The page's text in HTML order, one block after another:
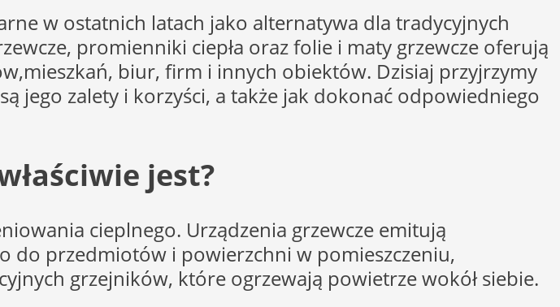
w ostatnich latach jako alternatywa dla tradycyjnych
promienniki ciepła oraz folie i maty grzewcze oferują
biur, firm i innych obiektów. Dzisiaj przyjrzymy
jego zalety i korzyści, a także jak dokonać odpowiedniego
jest?
cieplnego. Urządzenia grzewcze emitują
przedmiotów i powierzchni w pomieszczeniu,
grzejników, które ogrzewają powietrze wokół siebie.